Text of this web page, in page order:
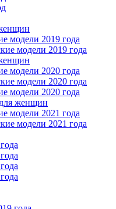
модели 2019 года
модели 2019 года
модели 2020 года
модели 2020 года
модели 2020 года
женщин
модели 2021 года
модели 2021 года